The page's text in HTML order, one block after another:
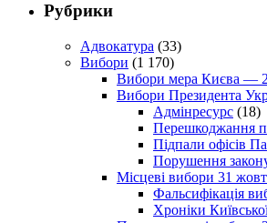
Рубрики
Адвокатура (33)
Вибори (1 170)
Вибори мера Києва —
Вибори Президента
Адмінресурс (18)
Перешкоджання
Підпали офісів
Порушення
Місцеві вибори 31
Фальсифікація
Хроніки